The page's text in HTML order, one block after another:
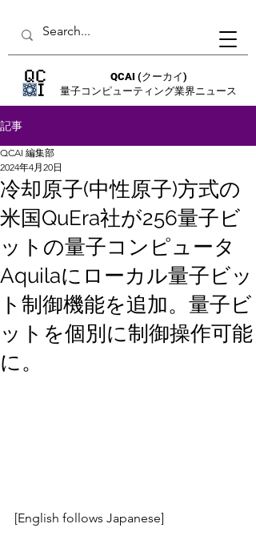
QCAI (クーカイ)
量子コンピューティング業界ニュース
記事
冷却原子(中性原子)方式の
米国QuEra社が256量子ビ
ットの量子コンピュータ
Aquilaにローカル量子ビッ
ト制御機能を追加。量子ビ
ットを個別に制御操作可能
に。
QCAI 編集部
2024年4月20日
[English follows Japanese]